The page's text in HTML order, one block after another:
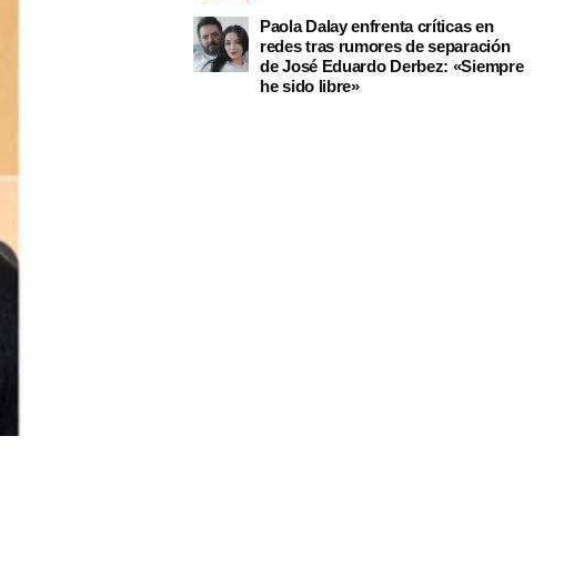
Paola Dalay enfrenta críticas en
redes tras rumores de separación
de José Eduardo Derbez: «Siempre
he sido libre»